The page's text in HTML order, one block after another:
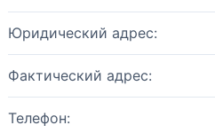
Юридический адрес:
Фактический адрес:
Телефон: